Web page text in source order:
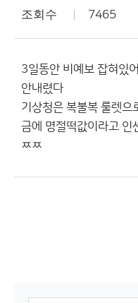
조회수 7465
3일동안 비예보 잡혀있
안내렸다
기상청은 복불복 룰렛으
금에 명절떡값이라고 인
ㅉㅉ